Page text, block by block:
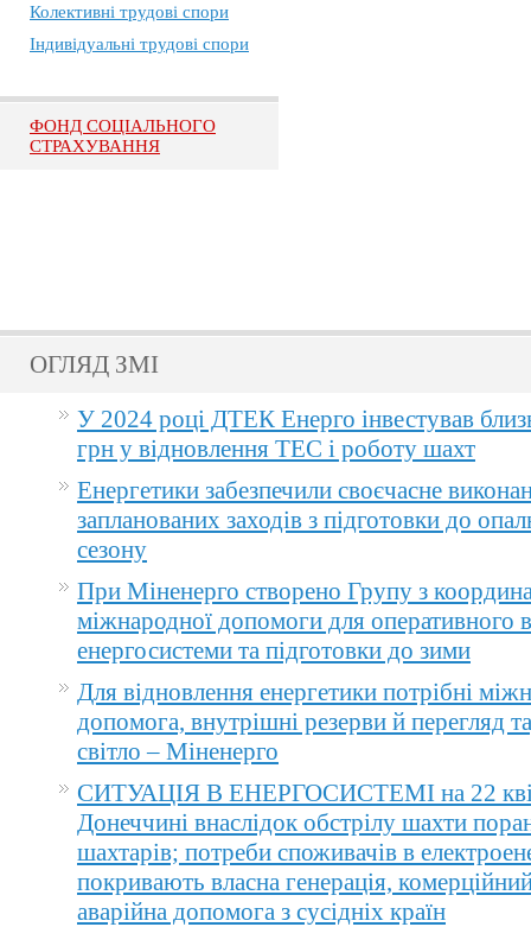
Колективні трудові спори
Індивідуальні трудові спори
ФОНД СОЦІАЛЬНОГО
СТРАХУВАННЯ
ОГЛЯД ЗМІ
У 2024 році ДТЕК Енерго інвестував
грн у відновлення ТЕС і роботу шахт
Енергетики забезпечили своєчасне
запланованих заходів з підготовки до
сезону
При Міненерго створено Групу з
міжнародної допомоги для оперативного
енергосистеми та підготовки до зими
Для відновлення енергетики потрібні
допомога, внутрішні резерви й перегляд
світло – Міненерго
СИТУАЦІЯ В ЕНЕРГОСИСТЕМІ на 22
Донеччині внаслідок обстрілу шахти
шахтарів; потреби споживачів в
покривають власна генерація,
аварійна допомога з сусідніх країн